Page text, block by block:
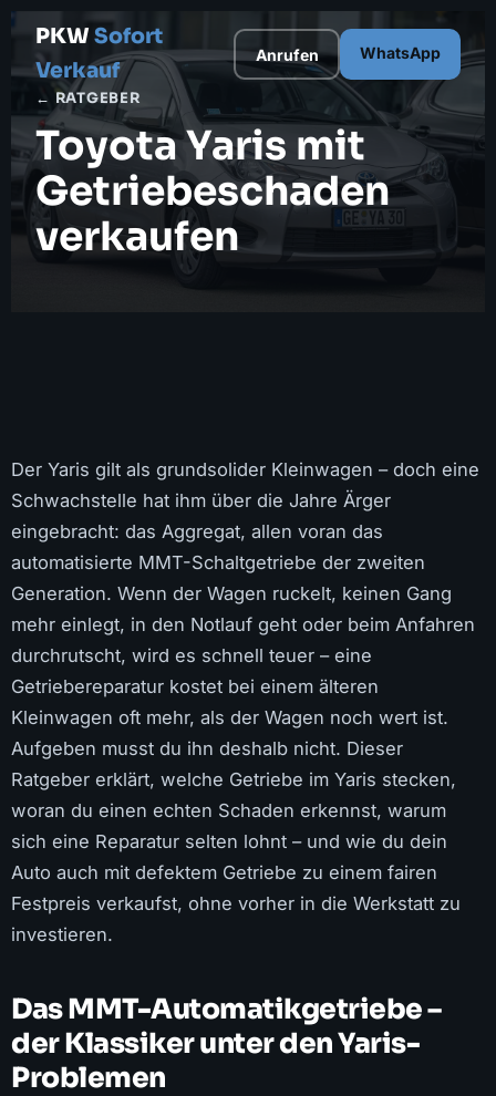
PKW Sofort
Verkauf
Anrufen WhatsApp
← RATGEBER
Toyota Yaris mit
Getriebeschaden
verkaufen
Der Yaris gilt als grundsolider Kleinwagen – doch eine
Schwachstelle hat ihm über die Jahre Ärger
eingebracht: das Aggregat, allen voran das
automatisierte MMT-Schaltgetriebe der zweiten
Generation. Wenn der Wagen ruckelt, keinen Gang
mehr einlegt, in den Notlauf geht oder beim Anfahren
durchrutscht, wird es schnell teuer – eine
Getriebereparatur kostet bei einem älteren
Kleinwagen oft mehr, als der Wagen noch wert ist.
Aufgeben musst du ihn deshalb nicht. Dieser
Ratgeber erklärt, welche Getriebe im Yaris stecken,
woran du einen echten Schaden erkennst, warum
sich eine Reparatur selten lohnt – und wie du dein
Auto auch mit defektem Getriebe zu einem fairen
Festpreis verkaufst, ohne vorher in die Werkstatt zu
investieren.
Das MMT-Automatikgetriebe –
der Klassiker unter den Yaris-
Problemen